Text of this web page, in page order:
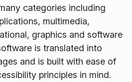
categories including
multimedia,
graphics and software
is translated into
and is built with ease of
principles in mind.